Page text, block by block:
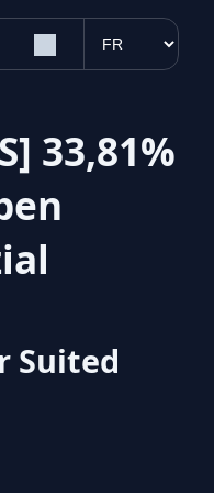
33,81%
Suited